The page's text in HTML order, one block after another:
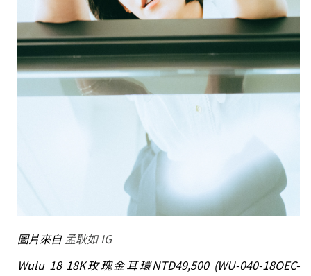
圖片來自 孟耿如IG
Wulu 18 18K玫瑰金耳環NTD49,500 (WU-040-18OEC-